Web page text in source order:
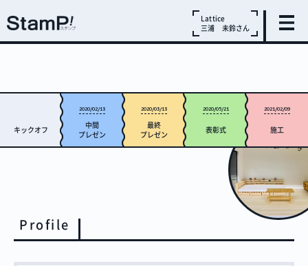
Lattice
三浦 未鈴さん
キックオフ
2020/02/13
中間
プレゼン
2020/03/13
最終
プレゼン
2020/05/21
表彰式
2021/02/09
施工
Profile